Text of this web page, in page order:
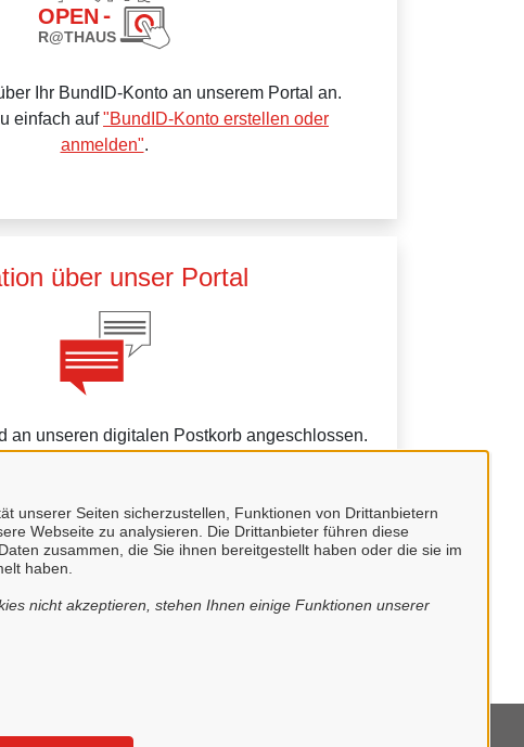
unserer Seiten sicherzustellen, Funktionen von Drittanbietern
Webseite zu analysieren. Die Drittanbieter führen diese
zusammen, die Sie ihnen bereitgestellt haben oder die sie im
haben.
nicht akzeptieren, stehen Ihnen einige Funktionen unserer
Ihr BundID-Konto an unserem Portal an.
einfach auf"BundID-Konto erstellen oder
anmelden".
über unser Portal
an unseren digitalen Postkorb angeschlossen.
uns unkompliziert in Kontakt treten.
Bundes.